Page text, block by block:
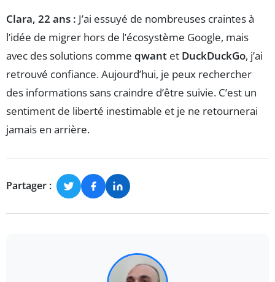
Clara, 22 ans : J’ai essuyé de nombreuses craintes à
l’idée de migrer hors de l’écosystème Google, mais
avec des solutions comme qwant et DuckDuckGo, j’ai
retrouvé confiance. Aujourd’hui, je peux rechercher
des informations sans craindre d’être suivie. C’est un
sentiment de liberté inestimable et je ne retournerai
jamais en arrière.
Partager :